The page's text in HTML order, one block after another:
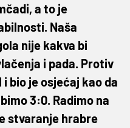
a to je
Naša
nije kakva bi
i pada. Protiv
bio je osjećaj kao da
3:0. Radimo na
stvaranje hrabre